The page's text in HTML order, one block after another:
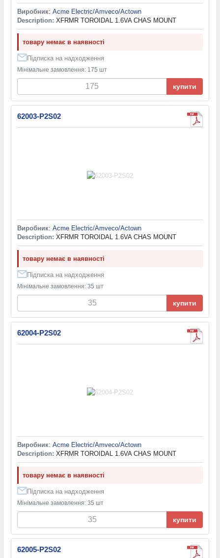
Виробник: Acme Electric/Amveco/Actown
Description: XFRMR TOROIDAL 1.6VA CHAS MOUNT
товару немає в наявності
Підписка на надходження
Мінімальне замовлення: 175 шт
купити
62003-P2S02
Виробник: Acme Electric/Amveco/Actown
Description: XFRMR TOROIDAL 1.6VA CHAS MOUNT
товару немає в наявності
Підписка на надходження
Мінімальне замовлення: 35 шт
купити
62004-P2S02
Виробник: Acme Electric/Amveco/Actown
Description: XFRMR TOROIDAL 1.6VA CHAS MOUNT
товару немає в наявності
Підписка на надходження
Мінімальне замовлення: 35 шт
купити
62005-P2S02